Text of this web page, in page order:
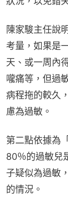
陳家駿主任說
考量，如果是
天、或一周內
嚨痛等，但過
病程拖的較久
慮為過敏。
第二點依據為
80％的過敏兒
子疑似為過敏
的情況。